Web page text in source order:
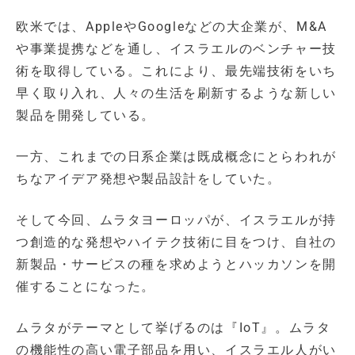
欧米では、AppleやGoogleなどの大企業が、M&A
や事業提携などを通し、イスラエルのベンチャー技
術を取得している。これにより、最先端技術をいち
早く取り入れ、人々の生活を刷新するような新しい
製品を開発している。
一方、これまでの日系企業は既成概念にとらわれが
ちなアイデア発想や製品設計をしていた。
そして今回、ムラタヨーロッパが、イスラエルが持
つ創造的な発想やハイテク技術に目をつけ、自社の
新製品・サービスの種を求めようとハッカソンを開
催することになった。
ムラタがテーマとして挙げるのは『IoT』。ムラタ
の機能性の高い電子部品を用い、イスラエル人がい